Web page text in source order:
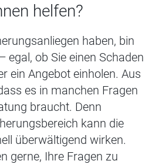
helfen?
haben, bin
egal, ob Sie einen Schaden
ein Angebot einholen. Aus
es in manchen Fragen
braucht. Denn
kann die
überwältigend wirken.
gerne, Ihre Fragen zu